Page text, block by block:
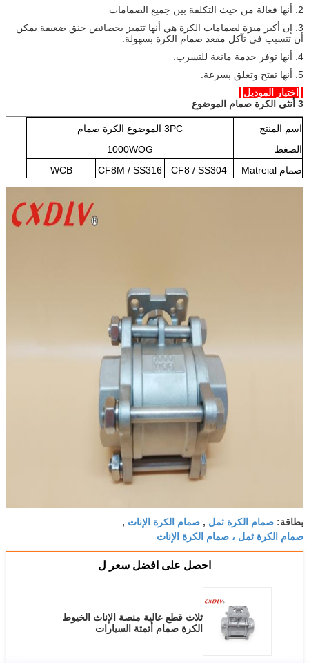
2. أنها فعالة من حيث التكلفة بين جميع الصمامات
3. إن أكبر ميزة لصمامات الكرة هي أنها تتميز بخصائص خنق ضعيفة يمكن
أن تتسبب في تآكل مقعد صمام الكرة بسهولة.
4. أنها توفر خدمة مانعة للتسرب.
5. أنها تفتح وتغلق بسرعة.
اختيار الموديل
3 أنثى الكرة صمام الموضوع
اسم المنتج
3PC الموضوع الكرة صمام
الضغط
1000WOG
صمام Matreial
CF8 / SS304
CF8M / SS316
WCB
بطاقة: صمام الكرة ثمل , صمام الكرة الإناث ,
صمام الكرة ثمل ، صمام الكرة الإناث
احصل على افضل سعر ل
ثلاث قطع عالية منصة الإناث الخيوط
الكرة صمام أتمتة السيارات